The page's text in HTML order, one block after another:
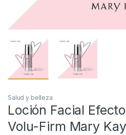
Salud y belleza
Loción Facial
Volu-Firm Mary Kay